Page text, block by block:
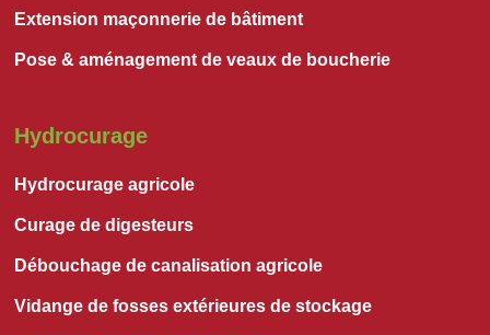
Extension maçonnerie de bâtiment
Pose & aménagement de veaux de boucherie
Hydrocurage
Hydrocurage agricole
Curage de digesteurs
Débouchage de canalisation agricole
Vidange de fosses extérieures de stockage